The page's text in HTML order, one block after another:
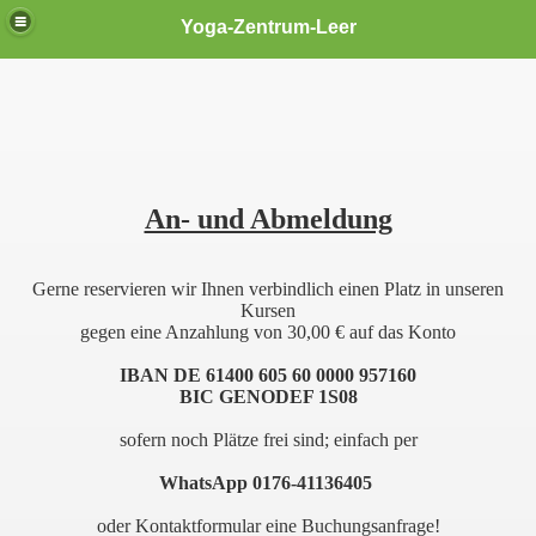
Yoga-Zentrum-Leer
An- und Abmeldung
Gerne reservieren wir Ihnen verbindlich einen Platz in unseren
Kursen
gegen eine Anzahlung von 30,00 € auf das Konto
IBAN DE 61400 605 60 0000 957160
BIC GENODEF 1S08
sofern noch Plätze frei sind; einfach per
WhatsApp 0176-41136405
oder Kontaktformular eine Buchungsanfrage!